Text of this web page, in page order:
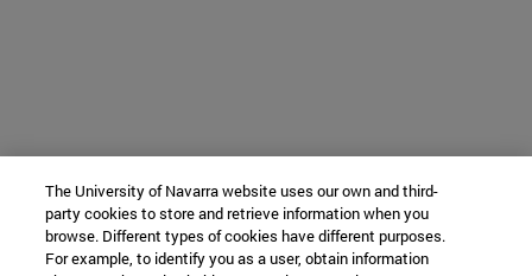
The University of Navarra website uses our own and third-
party cookies to store and retrieve information when you
browse. Different types of cookies have different purposes.
For example, to identify you as a user, obtain information